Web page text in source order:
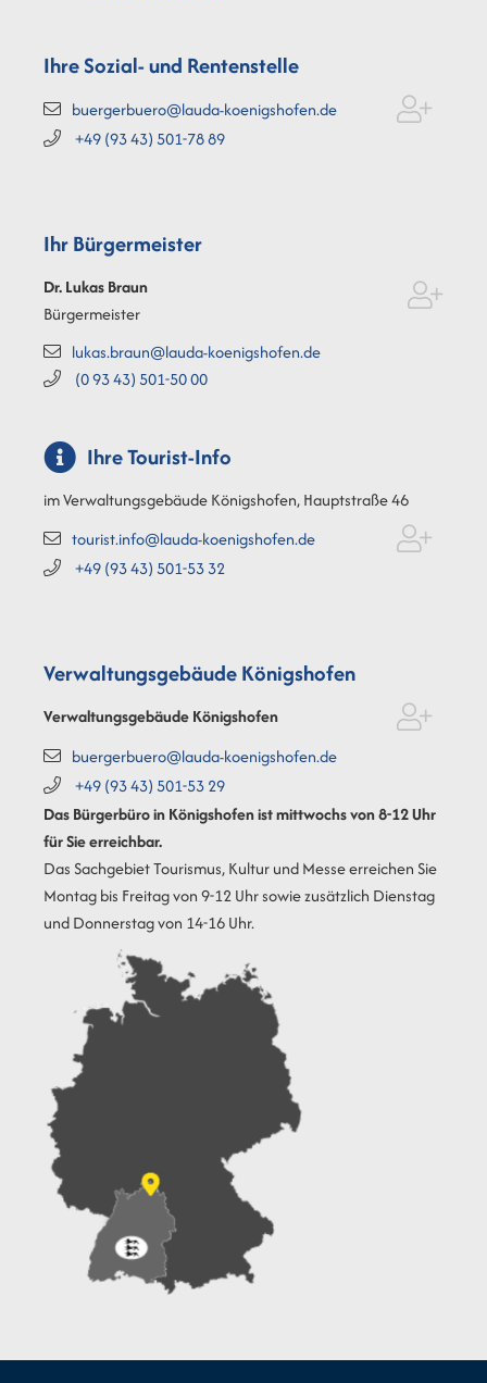
Ihre Sozial- und Rentenstelle
buergerbuero@lauda-koenigshofen.de
+49 (9343) 501-7889
Ihr Bürgermeister
Dr. LukasBraun
Bürgermeister
lukas.braun@lauda-koenigshofen.de
(09343) 501-5000
Ihre Tourist-Info
im Verwaltungsgebäude Königshofen, Hauptstraße 46
tourist.info@lauda-koenigshofen.de
+49 (9343) 501-5332
Verwaltungsgebäude Königshofen
Verwaltungsgebäude Königshofen
buergerbuero@lauda-koenigshofen.de
+49 (9343) 501-5329
Das Bürgerbüro in Königshofen ist mittwochs von 8-12 Uhr
für Sie erreichbar.
Das Sachgebiet Tourismus, Kultur und Messe erreichen Sie
Montag bis Freitag von 9-12 Uhr sowie zusätzlich Dienstag
und Donnerstag von 14-16 Uhr.